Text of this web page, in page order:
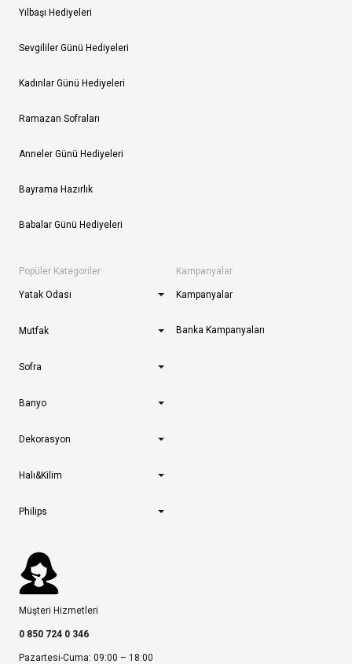
Yılbaşı Hediyeleri
Sevgililer Günü Hediyeleri
Kadınlar Günü Hediyeleri
Ramazan Sofraları
Anneler Günü Hediyeleri
Bayrama Hazırlık
Babalar Günü Hediyeleri
Popüler Kategoriler
Yatak Odası
Mutfak
Sofra
Banyo
Dekorasyon
Halı&Kilim
Philips
Kampanyalar
Kampanyalar
Banka Kampanyaları
Müşteri Hizmetleri
0 850 724 0 346
Pazartesi-Cuma: 09:00 – 18:00